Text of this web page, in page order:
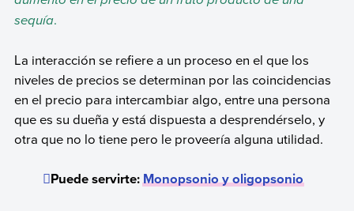
sequía.
La interacción se refiere a un proceso en el que los
niveles de precios se determinan por las coincidencias
en el precio para intercambiar algo, entre una persona
que es su dueña y está dispuesta a desprendérselo, y
otra que no lo tiene pero le proveería alguna utilidad.
Puede servirte:Monopsonio y oligopsonio